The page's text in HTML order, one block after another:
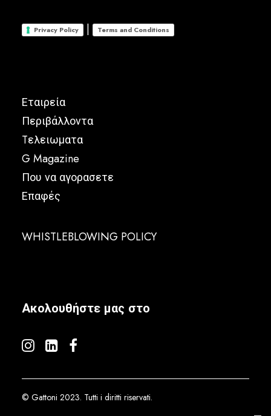
Privacy Policy | Terms and Conditions
Εταιρεία
Περιβάλλοντα
Tελειωματα
G Magazine
Που να αγορασετε
Επαφές
WHISTLEBLOWING POLICY
Ακολουθήστε μας στο
© Gattoni 2023. Tutti i diritti riservati.